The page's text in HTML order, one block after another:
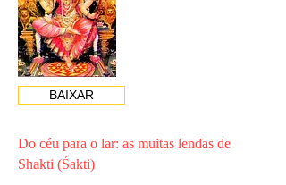
BAIXAR
Do céu para o lar: as muitas lendas de
Shakti (Śakti)